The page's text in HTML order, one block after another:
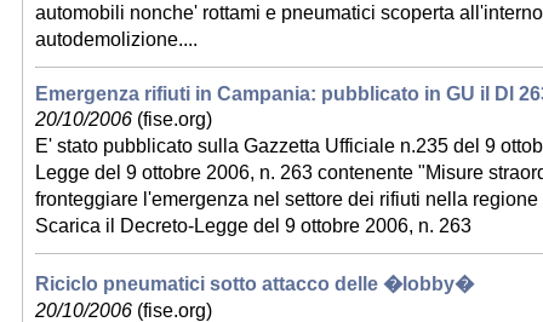
automobili nonche' rottami e pneumatici scoperta
autodemolizione....
Emergenza rifiuti in Campania: pubblicato in GU il Dl
20/10/2006 (fise.org)
E' stato pubblicato sulla Gazzetta Ufficiale n.235 del 9
Legge del 9 ottobre 2006, n. 263 contenente "Misure
fronteggiare l'emergenza nel settore dei rifiuti nella
Scarica il Decreto-Legge del 9 ottobre 2006, n. 263
Riciclo pneumatici sotto attacco delle �lobby�
20/10/2006 (fise.org)